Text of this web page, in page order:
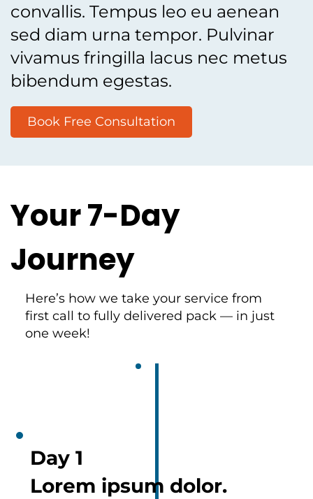
convallis. Tempus leo eu aenean
sed diam urna tempor. Pulvinar
vivamus fringilla lacus nec metus
bibendum egestas.
Book Free Consultation
Day 1
Lorem ipsum dolor.
Your 7-Day
Journey
Here’s how we take your service from
first call to fully delivered pack — in just
one week!